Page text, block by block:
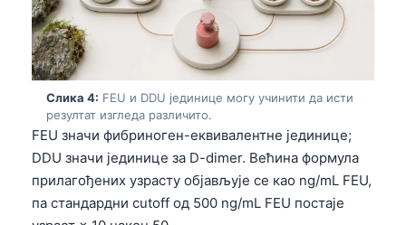
Слика 4: FEU и DDU јединице могу учинити да исти
резултат изгледа различито.
FEU значи фибриноген-еквивалентне јединице;
DDU значи јединице за D-dimer. Већина формула
прилагођених узрасту објављује се као ng/mL FEU,
па стандардни cutoff од 500 ng/mL FEU постаје